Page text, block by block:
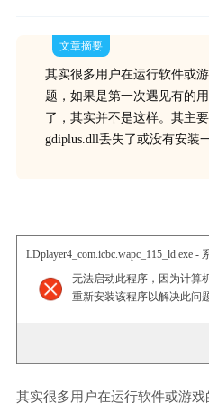
文章摘要
其实很多用户在运行软件或
题，如果是第一次遇见有的
了，其实并不是这样。其主
gdiplus.dll丢失了或没有安装
LDplayer4_com.icbc.wapc_115_ld.exe -
无法启动此程序，因为计算
重新安装该程序以解决此问题
其实很多用户在运行软件或游